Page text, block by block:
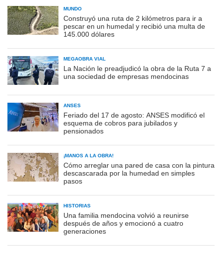
MUNDO
Construyó una ruta de 2 kilómetros para ir a
pescar en un humedal y recibió una multa de
145.000 dólares
MEGAOBRA VIAL
La Nación le preadjudicó la obra de la Ruta 7 a
una sociedad de empresas mendocinas
ANSES
Feriado del 17 de agosto: ANSES modificó el
esquema de cobros para jubilados y
pensionados
¡MANOS A LA OBRA!
Cómo arreglar una pared de casa con la pintura
descascarada por la humedad en simples
pasos
HISTORIAS
Una familia mendocina volvió a reunirse
después de años y emocionó a cuatro
generaciones